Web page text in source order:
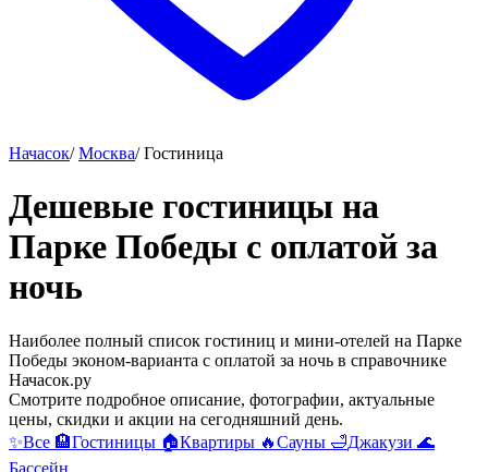
Начасок/ Москва/ Гостиница
Дешевые гостиницы на
Парке Победы с оплатой за
ночь
Наиболее полный список гостиниц и мини-отелей на Парке
Победы эконом-варианта с оплатой за ночь в справочнике
Начасок.ру
Смотрите подробное описание, фотографии, актуальные
цены, скидки и акции на сегодняшний день.
✨Все 🏨Гостиницы 🏠Квартиры 🔥Сауны 🛁Джакузи 🌊
Бассейн